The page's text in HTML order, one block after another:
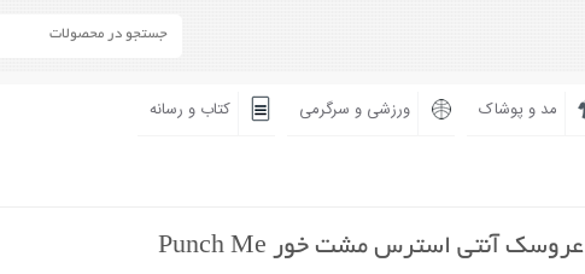
مد و پوشاک ورزشی و سرگرمی کتاب و رسانه
عروسک آنتی استرس مشت خور Punch Me